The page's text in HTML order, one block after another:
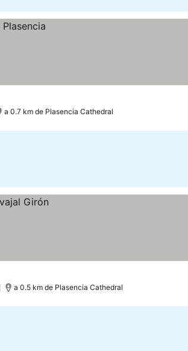
a 0.7 km de Plasencia Cathedral
a 0.5 km de Plasencia Cathedral